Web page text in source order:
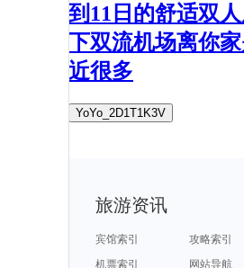
到11日的舒适双
下双流机场离你
近很多
YoYo_2D1T1K3V
旅游资讯
宾馆索引
攻略索引
机票索引
网站导航